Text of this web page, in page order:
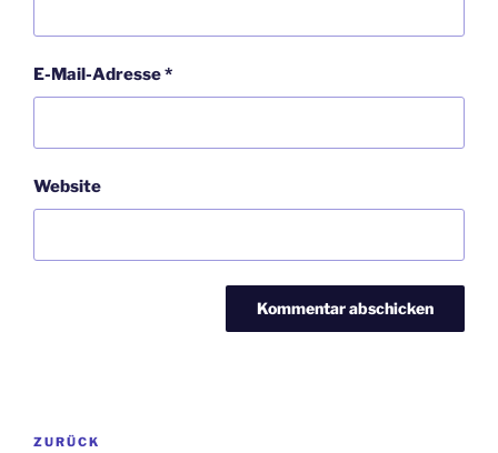
E-Mail-Adresse*
Website
Beitragsnavigation
Vorheriger
ZURÜCK